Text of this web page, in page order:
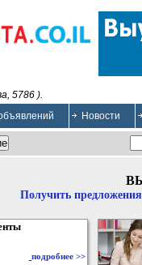
5786 ).
Новости
Получить
подробнее >>